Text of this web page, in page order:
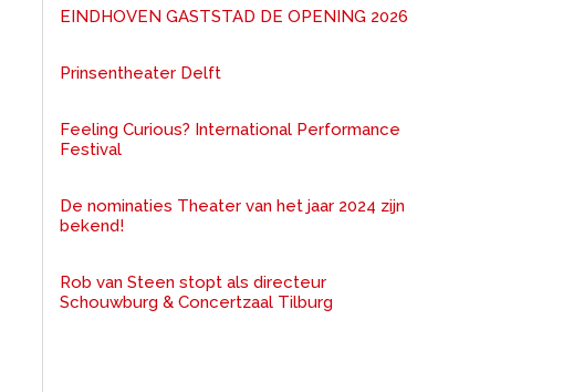
EINDHOVEN GASTSTAD DE OPENING 2026
Prinsentheater Delft
Feeling Curious? International Performance
Festival
De nominaties Theater van het jaar 2024 zijn
bekend!
Rob van Steen stopt als directeur
Schouwburg & Concertzaal Tilburg